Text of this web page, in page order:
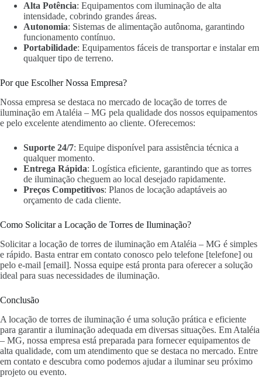
Alta Potência: Equipamentos com iluminação de alta
intensidade, cobrindo grandes áreas.
Autonomia: Sistemas de alimentação autônoma, garantindo
funcionamento contínuo.
Portabilidade: Equipamentos fáceis de transportar e instalar em
qualquer tipo de terreno.
Por que Escolher Nossa Empresa?
Nossa empresa se destaca no mercado de locação de torres de
iluminação em Ataléia – MG pela qualidade dos nossos equipamentos
e pelo excelente atendimento ao cliente. Oferecemos:
Suporte 24/7: Equipe disponível para assistência técnica a
qualquer momento.
Entrega Rápida: Logística eficiente, garantindo que as torres
de iluminação cheguem ao local desejado rapidamente.
Preços Competitivos: Planos de locação adaptáveis ao
orçamento de cada cliente.
Como Solicitar a Locação de Torres de Iluminação?
Solicitar a locação de torres de iluminação em Ataléia – MG é simples
e rápido. Basta entrar em contato conosco pelo telefone [telefone] ou
pelo e-mail [email]. Nossa equipe está pronta para oferecer a solução
ideal para suas necessidades de iluminação.
Conclusão
A locação de torres de iluminação é uma solução prática e eficiente
para garantir a iluminação adequada em diversas situações. Em Ataléia
– MG, nossa empresa está preparada para fornecer equipamentos de
alta qualidade, com um atendimento que se destaca no mercado. Entre
em contato e descubra como podemos ajudar a iluminar seu próximo
projeto ou evento.